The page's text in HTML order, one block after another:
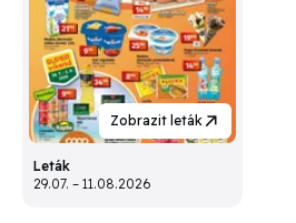
Zobrazit leták
Leták
29.07. – 11.08.2026